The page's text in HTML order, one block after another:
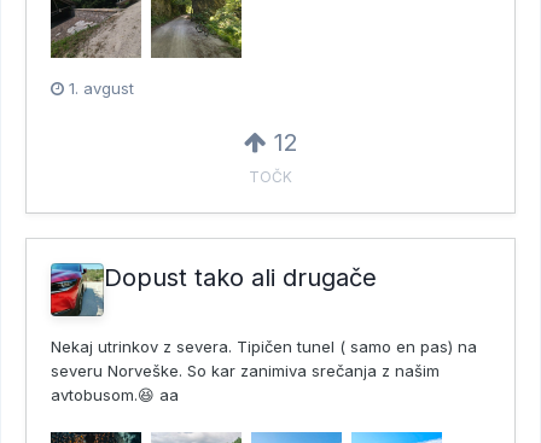
1. avgust
12
TOČK
Dopust tako ali drugače
Nekaj utrinkov z severa. Tipičen tunel ( samo en pas) na
severu Norveške. So kar zanimiva srečanja z našim
avtobusom.😆 aa